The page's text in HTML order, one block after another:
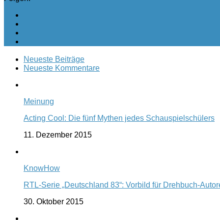
Neueste Beiträge
Neueste Kommentare
Meinung
Acting Cool: Die fünf Mythen jedes Schauspielschülers
11. Dezember 2015
KnowHow
RTL-Serie „Deutschland 83“: Vorbild für Drehbuch-
30. Oktober 2015